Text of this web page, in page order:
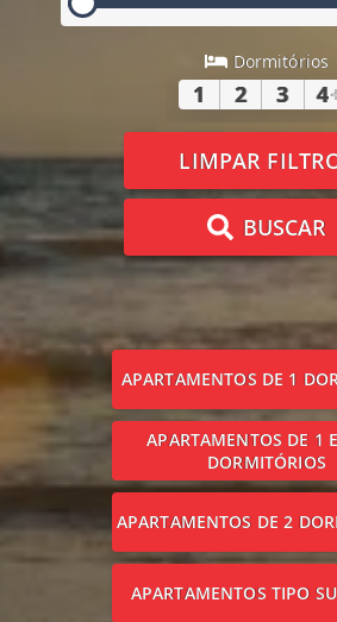
Dormitórios
1 2 3 4
LIMPAR
BUSCAR
APARTAMENTOS DE 1
APARTAMENTOS DE 1
DORMITÓRIOS
APARTAMENTOS DE 2
APARTAMENTOS TIPO